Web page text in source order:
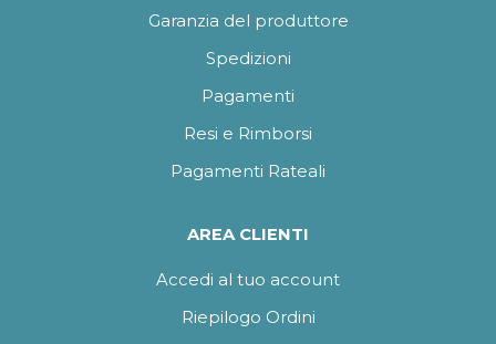
Garanzia del produttore
Spedizioni
Pagamenti
Resi e Rimborsi
Pagamenti Rateali
AREA CLIENTI
Accedi al tuo account
Riepilogo Ordini